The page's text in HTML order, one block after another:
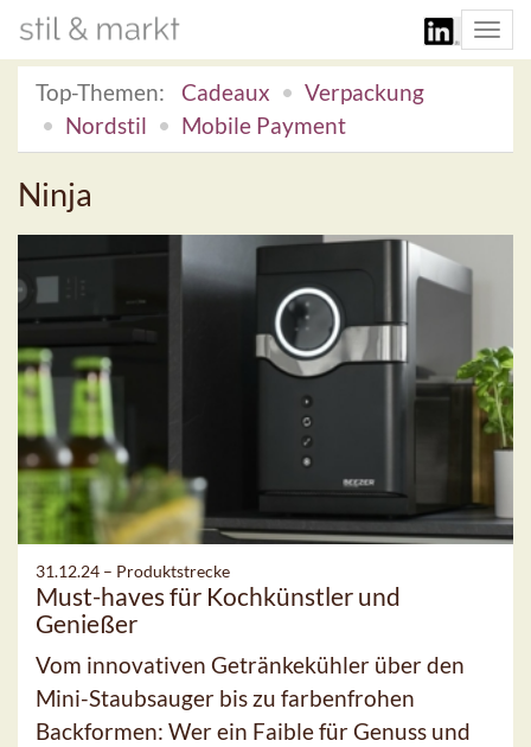
Top-Themen:
Cadeaux
Verpackung
Nordstil
Mobile Payment
Ninja
31.12.24 – Produktstrecke
Must-haves für Kochkünstler und
Genießer
Vom innovativen Getränkekühler über den
Mini-Staubsauger bis zu farbenfrohen
Backformen: Wer ein Faible für Genuss und